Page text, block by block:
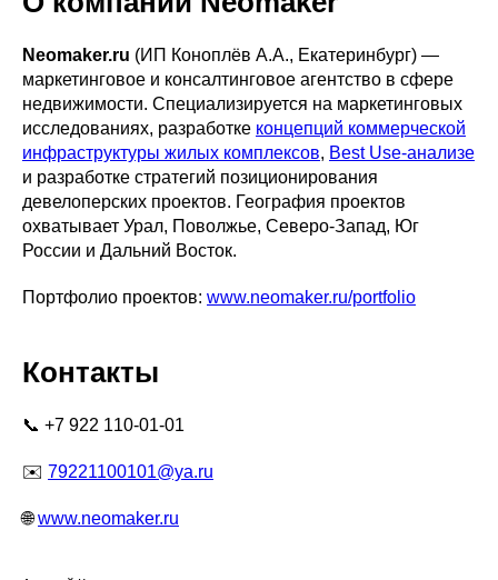
Neomaker.ru (ИП Коноплёв А.А., Екатеринбург) —
маркетинговое и консалтинговое агентство в сфере
недвижимости. Специализируется на маркетинговых
исследованиях, разработке концепций коммерческой
инфраструктуры жилых комплексов, Best Use-анализе
и разработке стратегий позиционирования
девелоперских проектов. География проектов
охватывает Урал, Поволжье, Северо-Запад, Юг
России и Дальний Восток.​
Портфолио проектов: www.neomaker.ru/portfolio
Контакты
📞 +7 922 110-01-01
✉️ 79221100101@ya.ru
🌐www.neomaker.ru